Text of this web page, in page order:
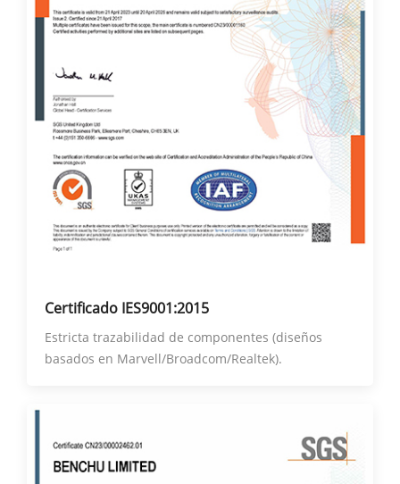
Certificado IES9001:2015
Estricta trazabilidad de componentes (diseños
basados ​​en Marvell/Broadcom/Realtek).